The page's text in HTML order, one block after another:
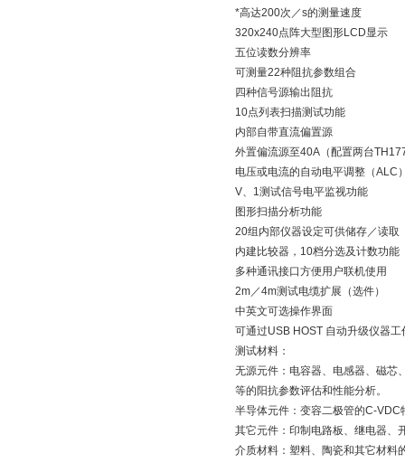
*高达200次／s的测量速度
320x240点阵大型图形LCD显示
五位读数分辨率
可测量22种阻抗参数组合
四种信号源输出阻抗
10点列表扫描测试功能
内部自带直流偏置源
外置偏流源至40A（配置两台
电压或电流的自动电平调整（ALC
V、1测试信号电平监视功能
图形扫描分析功能
20组内部仪器设定可供储存／读取
内建比较器，10档分选及计数功能
多种通讯接口方便用户联机使用
2m／4m测试电缆扩展（选件）
中英文可选操作界面
可通过USB HOST 自动升级仪器工
测试材料：
无源元件：电容器、电感器、磁芯
等的阳抗参数评估和性能分析。
半导体元件：变容二极管的C-
其它元件：印制电路板、继电器、
介质材料：塑料、陶瓷和其它材料